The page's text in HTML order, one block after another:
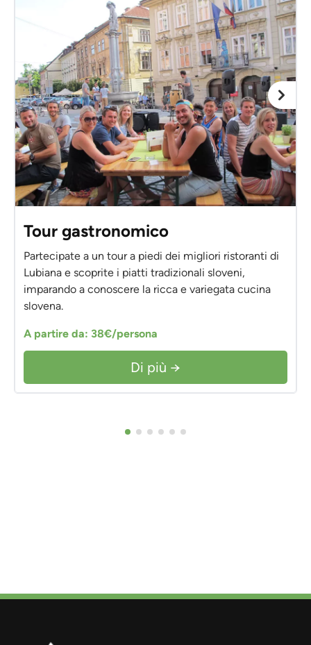
Tour gastronomico
Partecipate a un tour a piedi dei migliori ristoranti di
Lubiana e scoprite i piatti tradizionali sloveni,
imparando a conoscere la ricca e variegata cucina
slovena.
A partire da: 38€/persona
Di più →